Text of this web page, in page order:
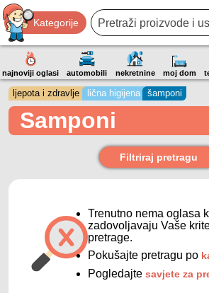
Kategorije
najnoviji oglasi automobili nekretnine moj dom
ljepota i zdravlje lična higijena šamponi
Samponi
Filtriraj pretragu
Trenutno nema oglasa
zadovoljavaju Vaše
pretrage.
Pokušajte pretragu po
Pogledajte savjete za